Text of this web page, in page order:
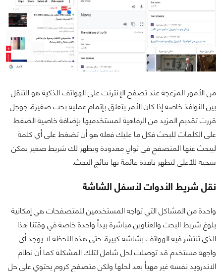
من الأمور المزعجة عند تصفح الإنترنت على الهواتف الذكية هو التنقل
بين النوافذ خاصة إذا كان الأمر يتعلق بإتمام عملية بحث صغيرة. جوجل
قررت تقديم المزيد من الرفاهية لمستخدميها بإضافة خاصية الضغط
على الكلمات للبحث فكل ما عليك فعله هو أن تضغط على أي كلمة
ليبحث عنها المتصفح في ثوانٍ معدودة ويظهر لك شريط صغير يمكن
سحبه للأعلى لتظهر نافذة عائمة بها نتائج البحث.
نقل شريط الأدوات لأسفل الشاشة
واحدة من المشاكل التي تواجه المستخدمين للمتصفحات هي إمكانية
بلوغ شريط البحث والعناوين مباشرة بيداً واحدة خاصة في وقتنا هذا
الذي تنتشر فيه الهواتف بشاشة كبيرة. حتى هذه اللحظة لا يوجد أي
واجهة مستخدم قد توصلت لحل شامل لتلك المشكلة كما أن نظام
الاندرويد نفسه غير مهيأ بعد لحلها ولكن متصفح كروم يحتوي على حل